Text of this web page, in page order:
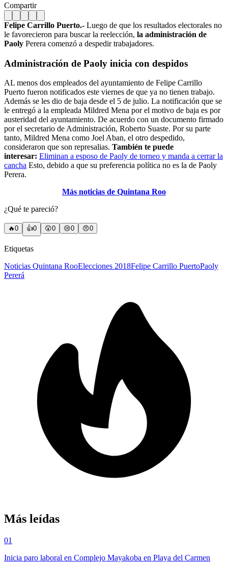
Compartir
Felipe Carrillo Puerto.- Luego de que los resultados electorales no
le favorecieron para buscar la reelección, la administración de
Paoly Perera comenzó a despedir trabajadores.
Administración de Paoly inicia con despidos
AL menos dos empleados del ayuntamiento de Felipe Carrillo
Puerto fueron notificados este viernes de que ya no tienen trabajo.
Además se les dio de baja desde el 5 de julio. La notificación que se
le entregó a la empleada Mildred Mena por el motivo de baja es por
austeridad del ayuntamiento. De acuerdo con un documento firmado
por el secretario de Administración, Roberto Suaste. Por su parte
tanto, Mildred Mena como Joel Aban, el otro despedido,
consideraron que son represalias. También te puede
interesar: Eliminan a esposo de Paoly de torneo y manda a cerrar la
cancha Esto, debido a que su preferencia política no es la de Paoly
Perera.
Más noticias de Quintana Roo
¿Qué te pareció?
🔥0 👍0 😲0 😢0 😠0
Etiquetas
Noticias Quintana RooElecciones 2018Felipe Carrillo PuertoPaoly
Pererá
Más leídas
01
Inicia paro laboral en Complejo Mayakoba en Playa del Carmen